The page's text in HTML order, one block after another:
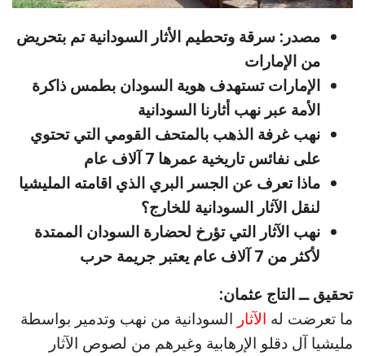
مصدر: سرقة وتحطيم الأثار السودانية تم بتحريض
من الإمارات
الإمارات تستهدف هوية السودان بطمس ذاكرة
الأمة عبر نهب أثارنا السودانية
نهب غرفة الذهب بالمتحف القومي التي تحتوي
على نفائس تاريخية عمرها 7 آلاف عام
ماذا تعرف عن الجسر البري الذي اقامته المليشيا
لنقل الآثار السودانية للخارج؟
نهب الآثار التي تؤرخ لحضارة السودان الممتدة
لأكثر من 7 آلاف عام يعتبر جريمة حرب
تحقيق ــ التاج عثمان:
ما تعرضت له الآثار السودانية من نهب وتدمير بواسطة
مليشيا آل دقلو الإرهابية وغيرهم من لصوص الآثار